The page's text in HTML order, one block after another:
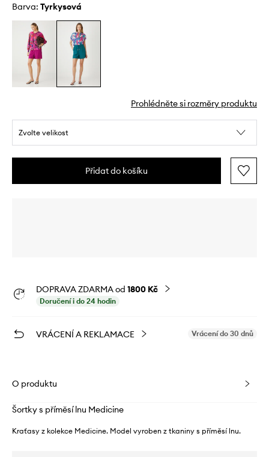
Barva: tyrkysová
Prohlédněte si rozměry produktu
Zvolte velikost
Přidat do košíku
DOPRAVA ZDARMA od 1800 Kč
Doručení i do 24 hodin
VRÁCENÍ A REKLAMACE Vrácení do 30 dnů
O produktu
Šortky s příměsí lnu Medicine
Kraťasy z kolekce Medicine. Model vyroben z tkaniny s příměsí lnu.